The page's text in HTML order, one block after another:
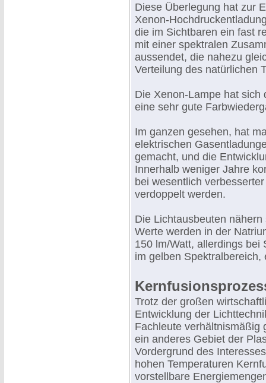
Diese Überlegung hat zur
Xenon-
die im Sichtbaren ein fast
mit einer spektralen
aussendet, die nahezu
Verteilung des natürlichen
Die Xenon-Lampe hat sich
eine sehr gute
Im ganzen gesehen, hat
elektrischen
gemacht, und die
Innerhalb weniger Jahre
bei wesentlich
verdoppelt werden.
Die Lichtausbeuten
Werte werden in der
150 lm/Watt, allerdings bei
im gelben Spektralbereich,
Trotz der großen
Entwicklung der
Fachleute verhältnismäßig
ein anderes Gebiet der
Vordergrund des
hohen Temperaturen
vorstellbare